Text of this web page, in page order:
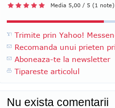
Media 5,00 / 5 (1 note)
Trimite prin Yahoo!
Recomanda unui prieten
Aboneaza-te la newsletter
Tipareste articolul
Nu exista comentarii